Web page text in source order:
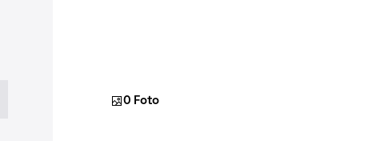
0 Foto